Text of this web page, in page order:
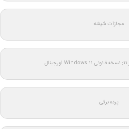
مجازات شیشه
پرده برقی